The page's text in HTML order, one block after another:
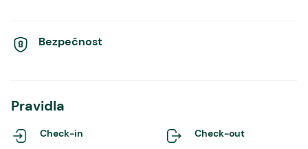
Bezpečnost
Pravidla
Check-in Check-out